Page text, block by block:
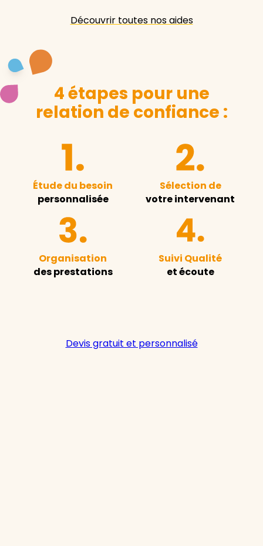
Découvrir toutes nos aides
4 étapes pour une
relation de confiance :
Étude du besoin
personnalisée
Sélection de
votre intervenant
Organisation
des prestations
Suivi Qualité
et écoute
Devis gratuit et personnalisé